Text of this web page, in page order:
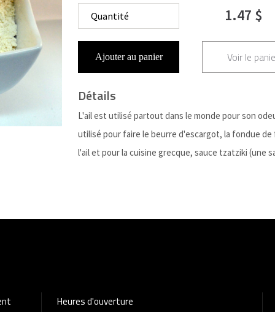
1.47 $
Ajouter au panier Voir le
Détails
L'ail est utilisé partout dans le monde pour son
utilisé pour faire le beurre d'escargot, la fondue
l'ail et pour la cuisine grecque, sauce tzatziki (une
Heures d'ouverture